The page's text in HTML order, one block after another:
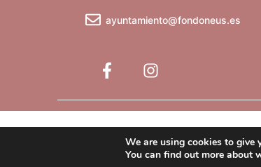
ayuntamiento@fondoneus.es
We are using cookies to give
You can find out more about